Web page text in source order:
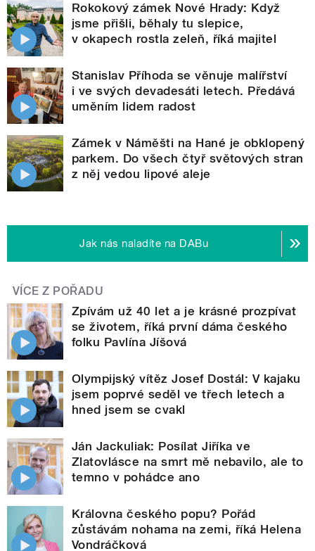
Rokokový zámek Nové Hrady: Když
jsme přišli, běhaly tu slepice,
v okapech rostla zeleň, říká majitel
Stanislav Příhoda se věnuje malířství
i ve svých devadesáti letech. Předává
uměním lidem radost
Zámek v Náměšti na Hané je obklopený
parkem. Do všech čtyř světových stran
z něj vedou lipové aleje
Jak nás naladíte na DABu
VÍCE Z POŘADU
Zpívám už 40 let a je krásné prozpívat
se životem, říká první dáma českého
folku Pavlína Jíšová
Olympijský vítěz Josef Dostál: V kajaku
jsem poprvé seděl ve třech letech a
hned jsem se cvakl
Ján Jackuliak: Posílat Jiříka ve
Zlatovlásce na smrt mě nebavilo, ale to
temno v pohádce ano
Královna českého popu? Pořád
zůstávám nohama na zemi, říká Helena
Vondráčková